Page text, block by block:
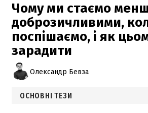
Чому ми стаємо
доброзичливими,
поспішаємо, і як
зарадити
Олександр Бевза
ОСНОВНІ ТЕЗИ